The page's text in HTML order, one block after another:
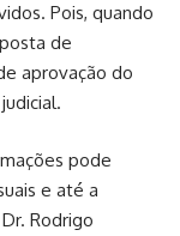
Pois, quando
de
aprovação do
pode
e até a
Rodrigo